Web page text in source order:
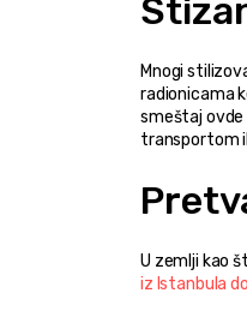
Mnogi
radionicama
smeštaj ovde
transportom
U zemlji kao
iz Istanbula